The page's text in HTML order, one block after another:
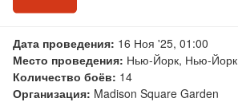
Дата проведения: 16 Ноя '25, 01:00
Место проведения: Нью-Йорк, Нью-Йорк
Количество боёв: 14
Организация: Madison Square Garden